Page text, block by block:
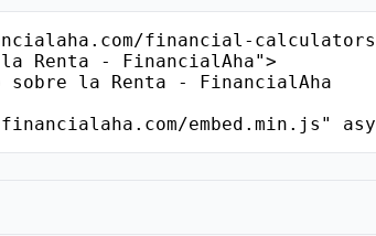
financial-
Renta - FinancialAha">
embed.min.js"